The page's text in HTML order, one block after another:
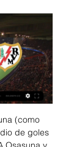
(como
de goles